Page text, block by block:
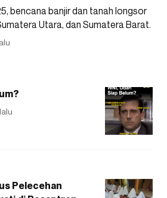
bencana banjir dan tanah longsor
Utara, dan Sumatera Barat.
Pelecehan